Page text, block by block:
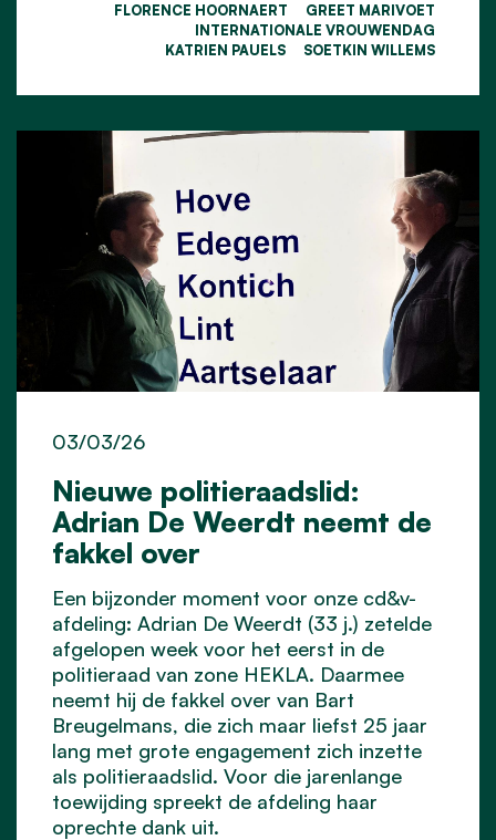
FLORENCE HOORNAERT
GREET MARIVOET
INTERNATIONALE VROUWENDAG
KATRIEN PAUELS
SOETKIN WILLEMS
Nieuwe politieraadslid:
Adrian De Weerdt neemt de
fakkel over
03/03/26
Een bijzonder moment voor onze cd&v-
afdeling: Adrian De Weerdt (33 j.) zetelde
afgelopen week voor het eerst in de
politieraad van zone HEKLA. Daarmee
neemt hij de fakkel over van Bart
Breugelmans, die zich maar liefst 25 jaar
lang met grote engagement zich inzette
als politieraadslid. Voor die jarenlange
toewijding spreekt de afdeling haar
oprechte dank uit.